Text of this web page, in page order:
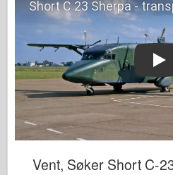
Play
Vent, Søker Short C-